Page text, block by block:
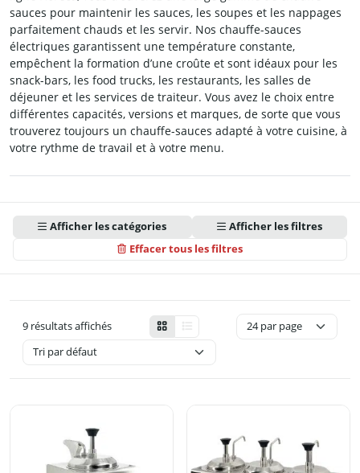
sauces pour maintenir les sauces, les soupes et les nappages
parfaitement chauds et les servir. Nos chauffe-sauces
électriques garantissent une température constante,
empêchent la formation d’une croûte et sont idéaux pour les
snack-bars, les food trucks, les restaurants, les salles de
déjeuner et les services de traiteur. Vous avez le choix entre
différentes capacités, versions et marques, de sorte que vous
trouverez toujours un chauffe-sauces adapté à votre cuisine, à
votre rythme de travail et à votre menu.
Afficher les catégories
Effacer tous les filtres
Afficher les filtres
9 résultats affichés